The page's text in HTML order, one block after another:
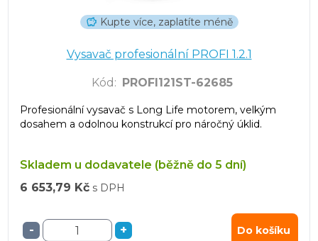
Kupte více, zaplatíte méně
Vysavač profesionální PROFI 1.2.1
Kód : PROFI121ST-62685
Profesionální vysavač s Long Life motorem, velkým
dosahem a odolnou konstrukcí pro náročný úklid.
Skladem u dodavatele (běžně do 5 dní)
6 653,79 Kč s DPH
- + Do košíku